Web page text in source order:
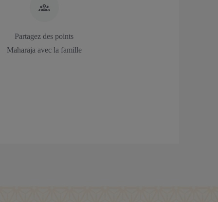
Partagez des points
Maharaja avec la famille